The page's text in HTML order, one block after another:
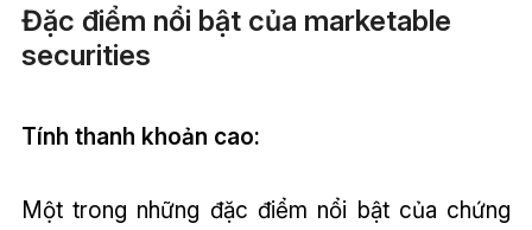
Đặc điểm nổi bật của marketable
securities
Tính thanh khoản cao:
Một trong những đặc điểm nổi bật của chứng